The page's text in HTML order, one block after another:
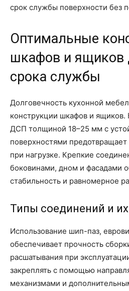
срок службы поверхности без
Оптимальные
шкафов и ящиков
срока службы
Долговечность кухонной
конструкции шкафов и
ДСП толщиной 18–25 мм с
поверхностями
при нагрузке. Крепкие
боковинами, дном и фасадами
стабильность и равномерное
Типы соединений и
Использование шип-паз,
обеспечивает прочность
расшатывания при
закреплять с помощью
механизмами и